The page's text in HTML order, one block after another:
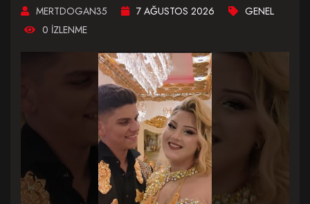
MERTDOGAN35 7 AĞUSTOS 2026
GENEL
0 IZLENME